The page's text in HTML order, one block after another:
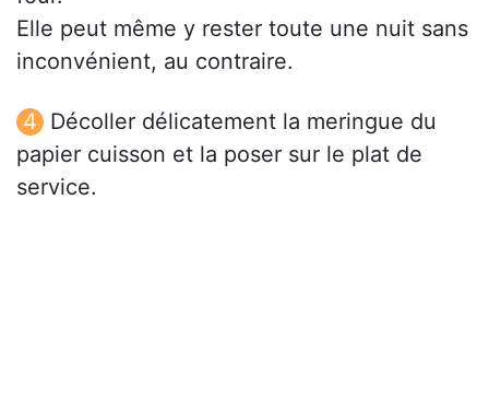
Elle peut même y rester toute une nuit sans
inconvénient, au contraire.
Décoller délicatement la meringue du
papier cuisson et la poser sur le plat de
service.